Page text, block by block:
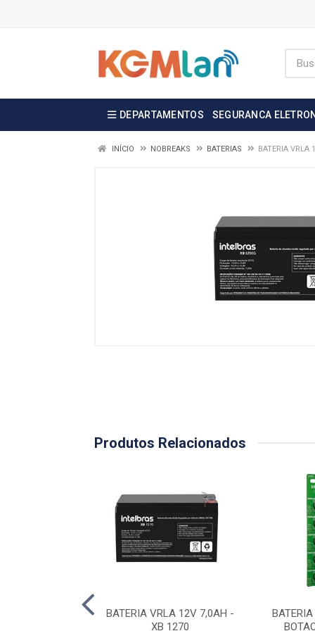
DEPARTAMENTOS SEGURANCA
INÍCIO NOBREAKS BATERIAS BATERIA VRLA
Produtos Relacionados
BATERIA VRLA 12V 7,0AH -
XB 1270